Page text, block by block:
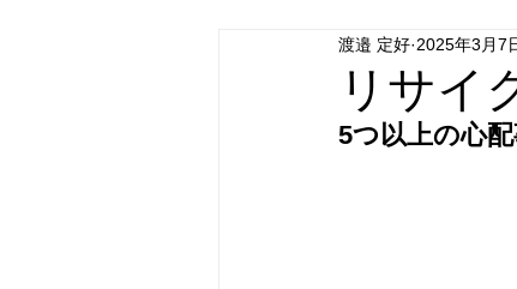
変形名刺印刷 雑感
スジ入れ 値上げ
リサイ
渡邉 定好 2025年3月7
5つ以上の心